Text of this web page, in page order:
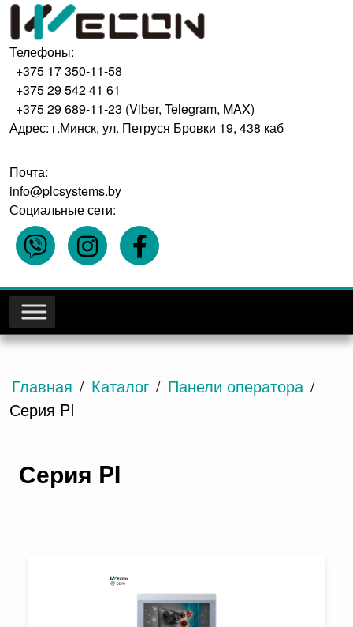
Телефоны:
+375 17 350-11-58
+375 29 542 41 61
+375 29 689-11-23 (Viber, Telegram, MAX)
Адрес: г.Минск, ул. Петруся Бровки 19, 438 каб
Почта:
info@plcsystems.by
Социальные сети:
Главная / Каталог / Панели оператора /
Серия PI
Серия PI